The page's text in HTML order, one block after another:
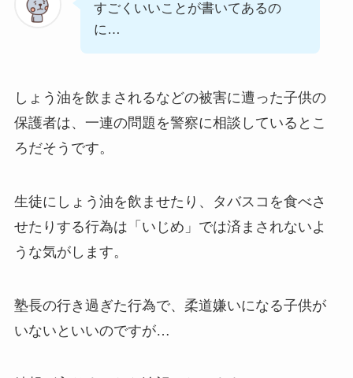
すごくいいことが書いてあるの
に…
しょう油を飲まされるなどの被害に遭った子供の
保護者は、一連の問題を警察に相談しているとこ
ろだそうです。
生徒にしょう油を飲ませたり、タバスコを食べさ
せたりする行為は「いじめ」では済まされないよ
うな気がします。
塾長の行き過ぎた行為で、柔道嫌いになる子供が
いないといいのですが…